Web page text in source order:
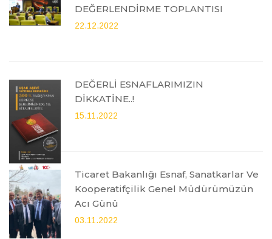
DEĞERLENDİRME TOPLANTISI
22.12.2022
DEĞERLİ ESNAFLARIMIZIN
DİKKATİNE..!
15.11.2022
Ticaret Bakanlığı Esnaf, Sanatkarlar Ve
Kooperatifçilik Genel Müdürümüzün
Acı Günü
03.11.2022